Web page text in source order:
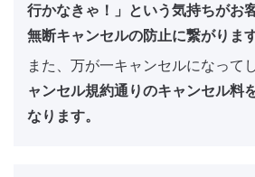
行かなきゃ！」という気持ちがお
無断キャンセルの防止に繋がります
また、万が一キャンセルになって
ャンセル規約通りのキャンセル料
なります。